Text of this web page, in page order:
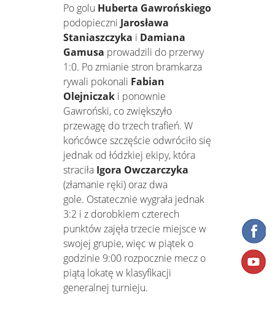
Po golu Huberta Gawrońskiego
podopieczni Jarosława
Staniaszczyka i Damiana
Gamusa prowadzili do przerwy
1:0. Po zmianie stron bramkarza
rywali pokonali Fabian
Olejniczak i ponownie
Gawroński, co zwiększyło
przewagę do trzech trafień. W
końcówce szczęście odwróciło się
jednak od łódzkiej ekipy, która
straciła Igora Owczarczyka
(złamanie ręki) oraz dwa
gole. Ostatecznie wygrała jednak
3:2 i z dorobkiem czterech
punktów zajęła trzecie miejsce w
swojej grupie, więc w piątek o
godzinie 9:00 rozpocznie mecz o
piątą lokatę w klasyfikacji
generalnej turnieju.